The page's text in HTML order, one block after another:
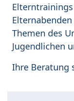
Themen des
Jugendlichen
Ihre Beratung